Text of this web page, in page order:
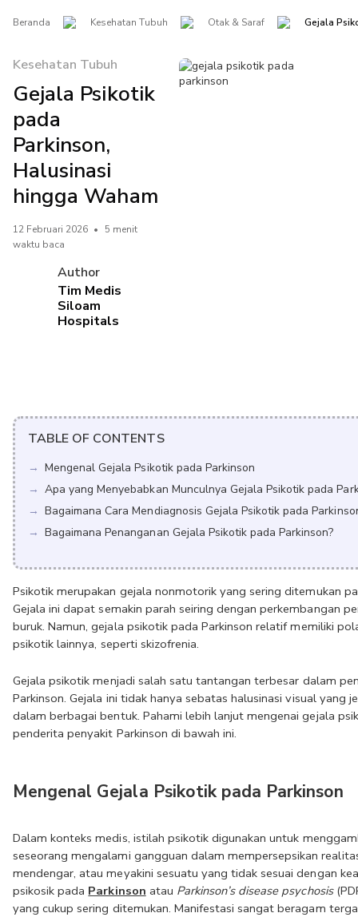
Beranda Kesehatan Tubuh Otak & Saraf Gejala
Kesehatan Tubuh
Gejala Psikotik
pada
Parkinson,
Halusinasi
hingga Waham
12 Februari 2026 •
5 menit
waktu baca
Author
Tim Medis
Siloam
Hospitals
TABLE OF CONTENTS
Mengenal Gejala Psikotik pada Parkinson
Apa yang Menyebabkan Munculnya Gejala Psikotik pada
Bagaimana Cara Mendiagnosis Gejala Psikotik pada
Bagaimana Penanganan Gejala Psikotik pada Parkinson?
Psikotik merupakan gejala nonmotorik yang sering ditemukan
Gejala ini dapat semakin parah seiring dengan perkembangan
buruk. Namun, gejala psikotik pada Parkinson relatif memiliki
psikotik lainnya, seperti skizofrenia.
Gejala psikotik menjadi salah satu tantangan terbesar dalam
Parkinson. Gejala ini tidak hanya sebatas halusinasi visual yang
dalam berbagai bentuk. Pahami lebih lanjut mengenai gejala
penderita penyakit Parkinson di bawah ini.
Mengenal Gejala Psikotik pada Parkinson
Dalam konteks medis, istilah psikotik digunakan untuk
seseorang mengalami gangguan dalam mempersepsikan
mendengar, atau meyakini sesuatu yang tidak sesuai dengan
psikosik pada Parkinson atau Parkinson’s disease psychosis
yang cukup sering ditemukan. Manifestasi sangat beragam